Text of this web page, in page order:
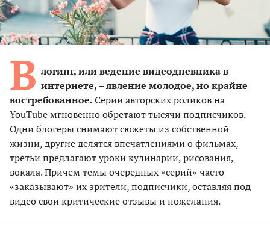
В логинг, или ведение видеодневника в
интернете, – явление молодое, но крайне
востребованное.Серии авторских роликов на
YouTube мгновенно обретают тысячи подписчиков.
Одни блогеры снимают сюжеты из собственной
жизни, другие делятся впечатлениями о фильмах,
третьи предлагают уроки кулинарии, рисования,
вокала. Причем темы очередных «серий» часто
«заказывают» их зрители, подписчики, оставляя под
видео свои критические отзывы и пожелания.